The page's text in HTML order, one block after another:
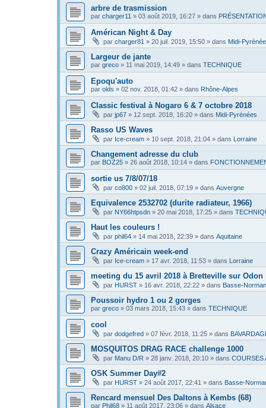
arbre de trasmission
par charger11 » 03 août 2019, 16:27 » dans
Américan Night & Day
par charger81 » 20 juil. 2019, 15:50 » dans Midi-
Largeur de jante
par greco » 11 mai 2019, 14:49 » dans TECHNIQUE
Epoqu'auto
par olds » 02 nov. 2018, 01:42 » dans Rhône-Alpes
Classic festival à Nogaro 6 & 7 octobre 2018
par jp67 » 12 sept. 2018, 16:20 » dans Midi-Pyrénées
Rasso US Waves
par Ice-cream » 10 sept. 2018, 21:04 » dans Lorraine
Changement adresse du club
par BOZ25 » 26 août 2018, 10:14 » dans
sortie us 7/8/07/18
par co800 » 02 juil. 2018, 07:19 » dans Auvergne
Equivalence 2532702 (durite radiateur, 1966)
par NY66htpsdn » 20 mai 2018, 17:25 » dans
Haut les couleurs !
par phil64 » 14 mai 2018, 22:39 » dans Aquitaine
Crazy Américain week-end
par Ice-cream » 17 avr. 2018, 11:53 » dans Lorraine
meeting du 15 avril 2018 à Bretteville sur Odon
par HURST » 16 avr. 2018, 22:22 » dans Basse-
Poussoir hydro 1 ou 2 gorges
par greco » 03 mars 2018, 15:43 » dans TECHNIQUE
cool
par dodgefred » 07 févr. 2018, 11:25 » dans
MOSQUITOS DRAG RACE challenge 1000
par Manu D/R » 28 janv. 2018, 20:10 » dans COURSES
OSK Summer Day#2
par HURST » 24 août 2017, 22:41 » dans Basse-
Rencard mensuel Des Daltons à Kembs (68)
par Phil68 » 11 août 2017, 23:06 » dans Alsace